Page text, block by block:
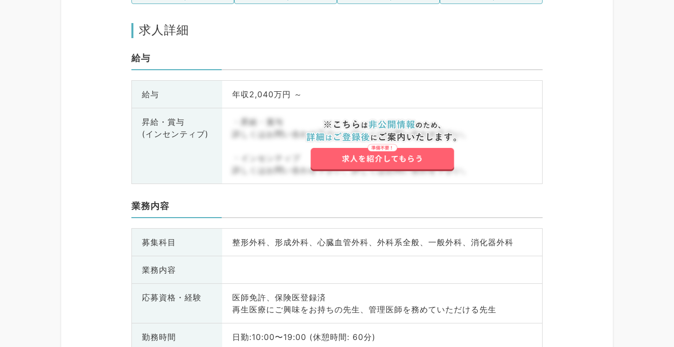
科、内分泌・代謝内科、腎
求人詳細
給与
給与 年収2,040万円 ～
昇給・賞与
(インセンティブ)
・昇給・賞与
詳しくはお問い合わせ下さい。詳しくはお問い合わせ下さい。
・インセンティブ
詳しくはお問い合わせ下さい。詳しくはお問い合わせ下さい。
業務内容
募集科目 整形外科、形成外科、心臓血管外科、外科系全般、一般外科、消化器外科
業務内容
応募資格・ 経験
医師免許、保険医登録済
再生医療にご興味をお持ちの先生、管理医師を務めていただける先生
勤務時間 日勤:10:00〜19:00 (休憩時間: 60分)